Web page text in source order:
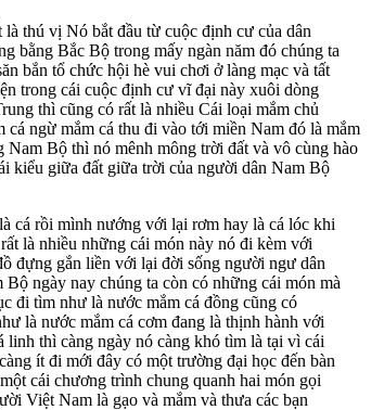
thú vị Nó bắt đầu từ cuộc định cư của dân
bằng Bắc Bộ trong mấy ngàn năm đó chúng ta
bắn tổ chức hội hè vui chơi ở làng mạc và tất
trong cái cuộc định cư vĩ đại này xuôi dòng
thì cũng có rất là nhiều Cái loại mắm chủ
cá ngừ mắm cá thu đi vào tới miền Nam đó là mắm
Nam Bộ thì nó mênh mông trời đất và vô cùng hào
kiểu giữa đất giữa trời của người dân Nam Bộ
cá rồi mình nướng với lại rơm hay là cá lóc khi
là nhiều những cái món này nó đi kèm với
đựng gắn liền với lại đời sống người ngư dân
ngày nay chúng ta còn có những cái món mà
đi tìm như là nước mắm cá đồng cũng có
là nước mắm cá cơm đang là thịnh hành với
linh thì càng ngày nó càng khó tìm là tại vì cái
ít đi mới đây có một trường đại học đến bàn
cái chương trình chung quanh hai món gọi
Việt Nam là gạo và mắm và thưa các bạn